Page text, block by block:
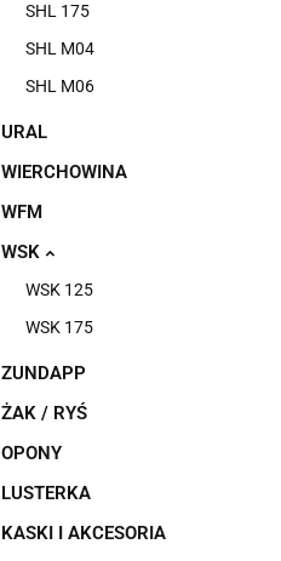
SHL 175
SHL M04
SHL M06
URAL
WIERCHOWINA
WFM
WSK
WSK 125
WSK 175
ZUNDAPP
ŻAK / RYŚ
OPONY
LUSTERKA
KASKI I AKCESORIA